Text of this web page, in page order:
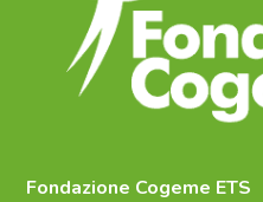
Fondazione Cogeme ETS